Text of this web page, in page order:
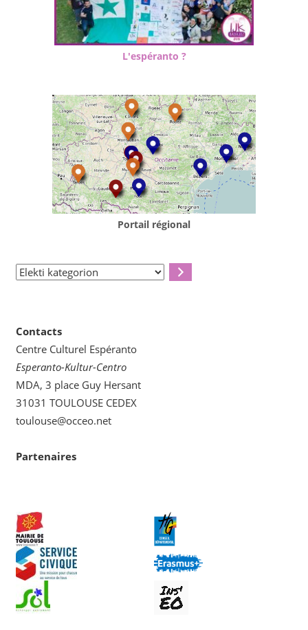
L'espéranto ?
Portail régional
Elekti
Contacts
Centre Culturel Espéranto
Esperanto-Kultur-Centro
MDA, 3 place Guy Hersant
31031 TOULOUSE CEDEX
toulouse@occeo.net
Partenaires